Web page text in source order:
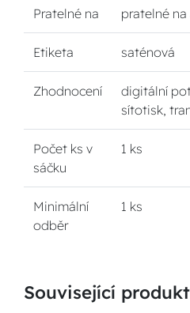
Pratelné na pratelné na
Etiketa saténová
Zhodnocení
digitální
sítotisk,
Počet ks v
sáčku
1 ks
Minimální
odběr
1 ks
Související